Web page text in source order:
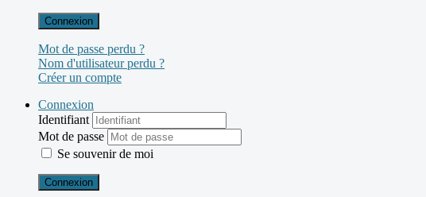
Connexion
Mot de passe perdu ?
Nom d'utilisateur perdu ?
Créer un compte
Connexion
Identifiant
Mot de passe
Se souvenir de moi
Connexion